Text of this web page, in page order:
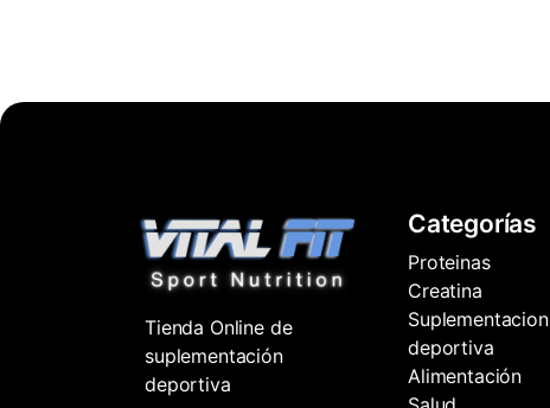
Tienda Online de
suplementación
deportiva
Categorías
Proteinas
Creatina
Suplementacion
deportiva
Alimentación